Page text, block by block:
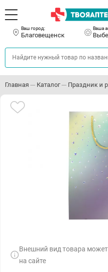
Ваш город:
Благовещенск
Ваша
Главная Каталог Праздник и
Внешний вид товара
на сайте